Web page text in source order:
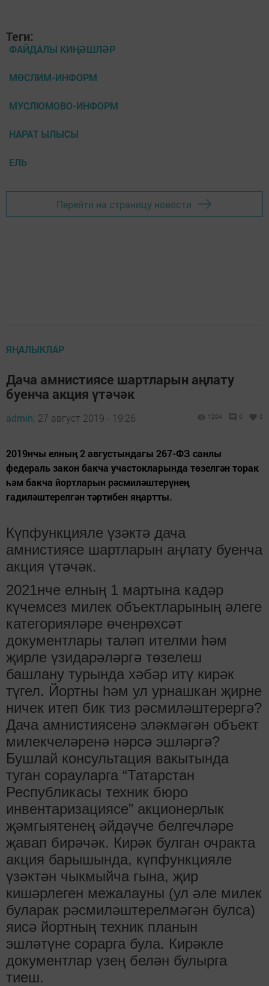
Теги:
ФАЙДАЛЫ КИҢӘШЛӘР
МӨСЛИМ-ИНФОРМ
МУСЛЮМОВО-ИНФОРМ
НАРАТ ЫЛЫСЫ
ЕЛЬ
Перейти на страницу новости
ЯҢАЛЫКЛАР
Дача амнистиясе шартларын аңлату
буенча акция үтәчәк
admin, 27 август 2019 - 19:26 1204 0 0
2019нчы елның 2 августындагы 267-ФЗ санлы
федераль закон бакча участокларында төзелгән торак
һәм бакча йортларын рәсмиләштерүнең
гадиләштерелгән тәртибен яңартты.
Күпфункцияле үзәктә дача
амнистиясе шартларын аңлату буенча
акция үтәчәк.
2021нче елның 1 мартына кадәр
күчемсез милек объектларының әлеге
категорияләре өченрөхсәт
документлары таләп ителми һәм
җирле үзидарәләргә төзелеш
башлану турында хәбәр итү кирәк
түгел. Йортны һәм ул урнашкан җирне
ничек итеп бик тиз рәсмиләштерергә?
Дача амнистиясенә эләкмәгән объект
милекчеләренә нәрсә эшләргә?
Бушлай консультация вакытында
туган сорауларга “Татарстан
Республикасы техник бюро
инвентаризациясе” акционерлык
җәмгыятенең әйдәүче белгечләре
җавап бирәчәк. Кирәк булган очракта
акция барышында, күпфункцияле
үзәктән чыкмыйча гына, җир
кишәрлеген межалауны (ул әле милек
буларак рәсмиләштерелмәгән булса)
яисә йортның техник планын
эшләтүне сорарга була. Кирәкле
документлар үзең белән булырга
тиеш.